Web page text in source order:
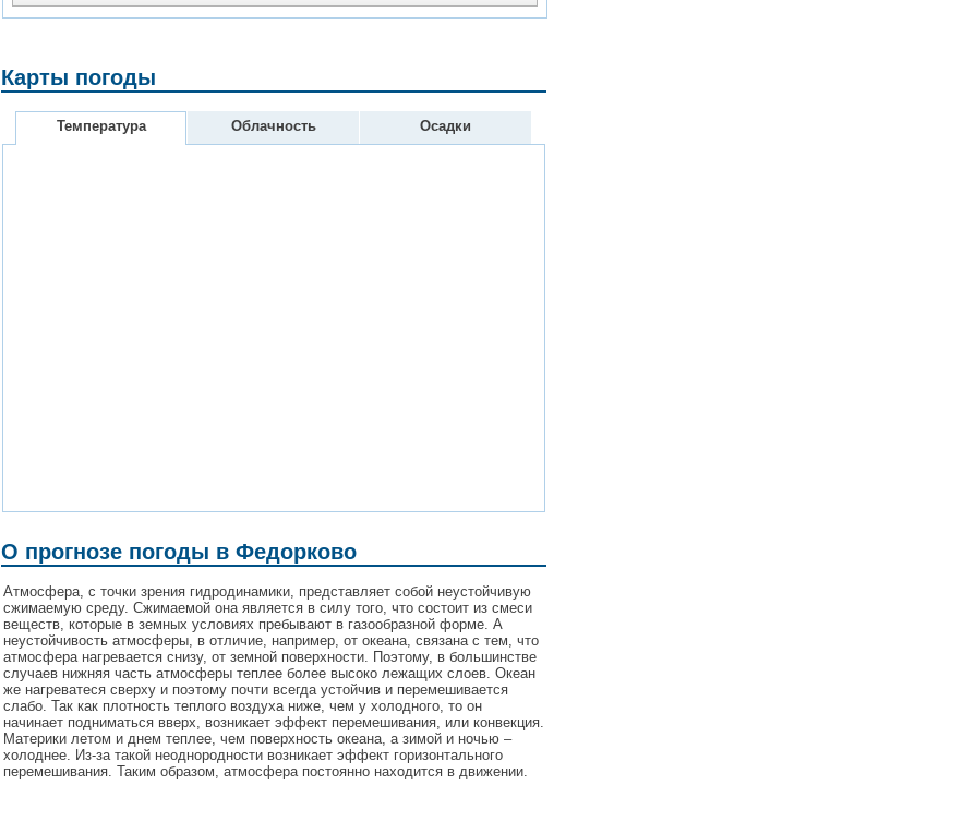
Карты погоды
Температура Облачность Осадки
О прогнозе погоды в Федорково
Атмосфера, с точки зрения гидродинамики, представляет собой неустойчивую
сжимаемую среду. Сжимаемой она является в силу того, что состоит из смеси
веществ, которые в земных условиях пребывают в газообразной форме. А
неустойчивость атмосферы, в отличие, например, от океана, связана с тем, что
атмосфера нагревается снизу, от земной поверхности. Поэтому, в большинстве
случаев нижняя часть атмосферы теплее более высоко лежащих слоев. Океан
же нагреватеся сверху и поэтому почти всегда устойчив и перемешивается
слабо. Так как плотность теплого воздуха ниже, чем у холодного, то он
начинает подниматься вверх, возникает эффект перемешивания, или конвекция.
Материки летом и днем теплее, чем поверхность океана, а зимой и ночью –
холоднее. Из-за такой неоднородности возникает эффект горизонтального
перемешивания. Таким образом, атмосфера постоянно находится в движении.